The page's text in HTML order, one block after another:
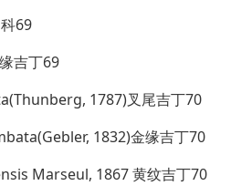
69
吉丁69
1787)叉尾吉丁70
1832)金缘吉丁70
Marseul, 1867 黄纹吉丁70